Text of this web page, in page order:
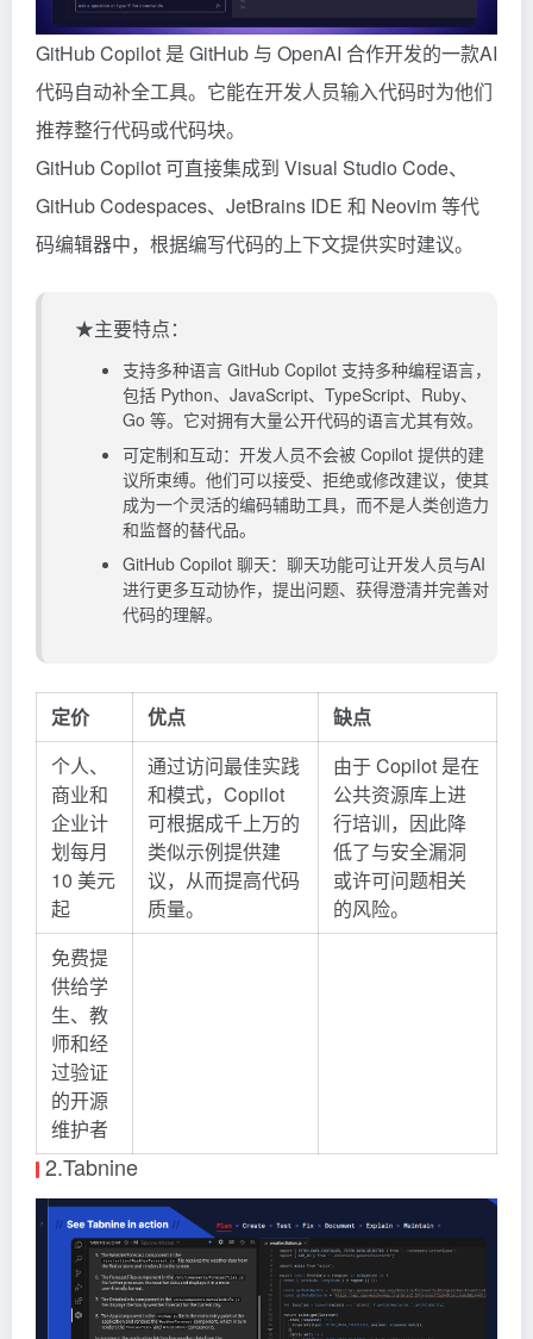
GitHub Copilot 是 GitHub 与 OpenAI 合作开发的一款AI
代码自动补全工具。它能在开发人员输入代码时为他们
推荐整行代码或代码块。
GitHub Copilot 可直接集成到 Visual Studio Code、
GitHub Codespaces、JetBrains IDE 和 Neovim 等代
码编辑器中，根据编写代码的上下文提供实时建议。
★主要特点：
支持多种语言 GitHub Copilot 支持多种编程语言，
包括 Python、JavaScript、TypeScript、Ruby、
Go 等。它对拥有大量公开代码的语言尤其有效。
可定制和互动：开发人员不会被 Copilot 提供的建
议所束缚。他们可以接受、拒绝或修改建议，使其
成为一个灵活的编码辅助工具，而不是人类创造力
和监督的替代品。
GitHub Copilot 聊天：聊天功能可让开发人员与AI
进行更多互动协作，提出问题、获得澄清并完善对
代码的理解。
定价 优点
缺点
个人、
商业和
企业计
划每月
10 美元
起
通过访问最佳实践
和模式，Copilot
可根据成千上万的
类似示例提供建
议，从而提高代码
质量。
由于 Copilot 是在
公共资源库上进
行培训，因此降
低了与安全漏洞
或许可问题相关
的风险。
免费提
供给学
生、教
师和经
过验证
的开源
维护者
2.Tabnine